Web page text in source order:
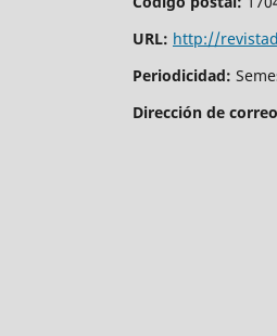
URL: http://
Periodicidad:
Dirección de